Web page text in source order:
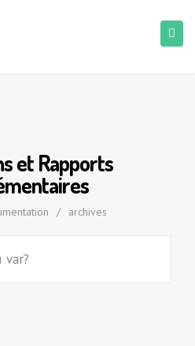
et Rapports
/ archives